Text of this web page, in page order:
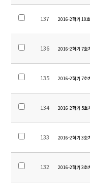
137 2016-2학기 10호
136 2016-2학기 7호
135 2016-2학기 7호
134 2016-2학기 5호
133 2016-2학기 3호
132 2016-2학기 3호